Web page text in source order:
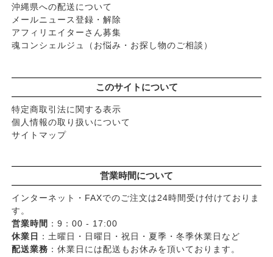
沖縄県への配送について
メールニュース登録・解除
アフィリエイターさん募集
魂コンシェルジュ（お悩み・お探し物のご相談）
このサイトについて
特定商取引法に関する表示
個人情報の取り扱いについて
サイトマップ
営業時間について
インターネット・FAXでのご注文は24時間受け付けておりま
す。
営業時間 ：9：00 - 17:00
休業日
：土曜日・日曜日・祝日・夏季・冬季休業日など
配送業務 ：休業日には配送もお休みを頂いております。